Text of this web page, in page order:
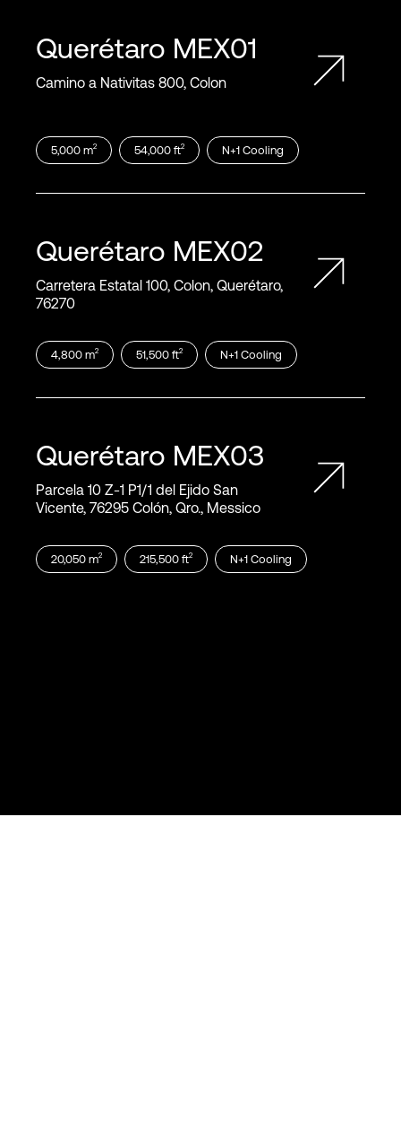
Querétaro MEX01
Camino a Nativitas 800, Colon
5,000 m2 54,000 ft2 N+1 Cooling
Querétaro MEX02
Carretera Estatal 100, Colon, Querétaro,
76270
4,800 m2 51,500 ft2 N+1 Cooling
Querétaro MEX03
Parcela 10 Z‑1 P1/1 del Ejido San
Vicente, 76295 Colón, Qro., Messico
20,050 m2 215,500 ft2 N+1 Cooling